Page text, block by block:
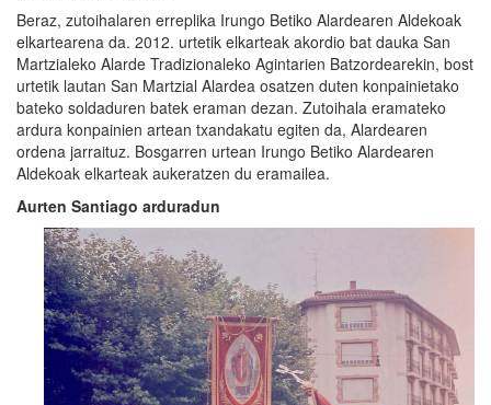
Beraz, zutoihalaren erreplika Irungo Betiko Alardearen Aldekoak
elkartearena da. 2012. urtetik elkarteak akordio bat dauka San
Martzialeko Alarde Tradizionaleko Agintarien Batzordearekin, bost
urtetik lautan San Martzial Alardea osatzen duten konpainietako
bateko soldaduren batek eraman dezan. Zutoihala eramateko
ardura konpainien artean txandakatu egiten da, Alardearen
ordena jarraituz. Bosgarren urtean Irungo Betiko Alardearen
Aldekoak elkarteak aukeratzen du eramailea.
Aurten Santiago arduradun